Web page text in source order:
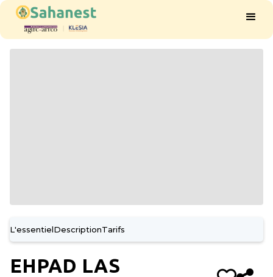
L'essentielDescriptionTarifs
EHPAD LAS